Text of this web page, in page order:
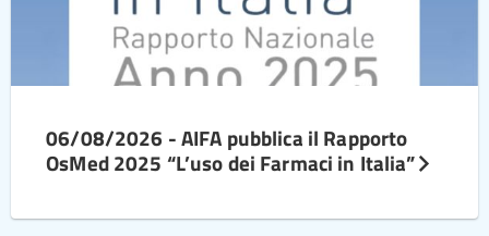
06/08/2026 - AIFA pubblica il Rapporto
OsMed 2025 “L’uso dei Farmaci in Italia”